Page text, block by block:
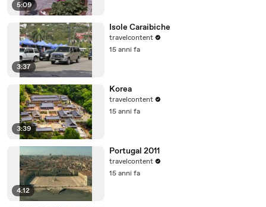
5:09
3:37
Isole Caraibiche
travelcontent
15 anni fa
3:39
Korea
travelcontent
15 anni fa
4:12
Portugal 2011
travelcontent
15 anni fa